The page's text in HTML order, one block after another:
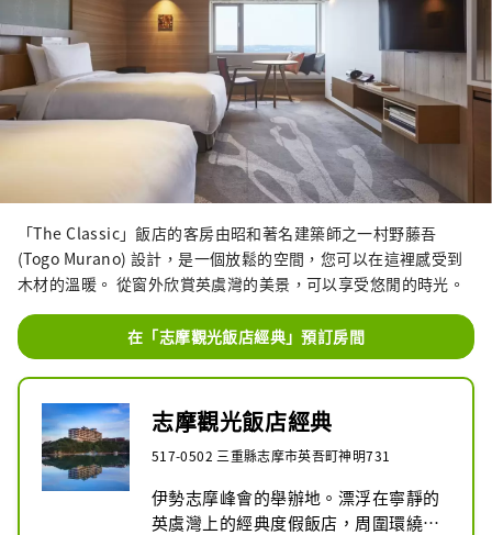
「The Classic」飯店的客房由昭和著名建築師之一村野藤吾
(Togo Murano) 設計，是一個放鬆的空間，您可以在這裡感受到
木材的溫暖。 從窗外欣賞英虞灣的美景，可以享受悠閒的時光。
在「志摩觀光飯店經典」預訂房間
志摩觀光飯店經典
517-0502 三重縣志摩市英吾町神明731
伊勢志摩峰會的舉辦地。漂浮在寧靜的
英虞灣上的經典度假飯店，周圍環繞著